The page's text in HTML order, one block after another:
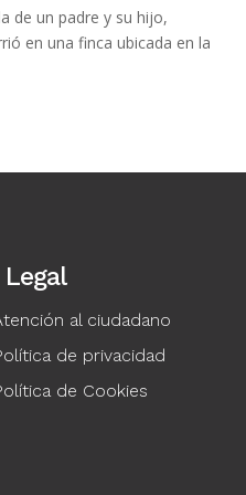
de un padre y su hijo,
en una finca ubicada en la
Legal
al ciudadano
de privacidad
de Cookies